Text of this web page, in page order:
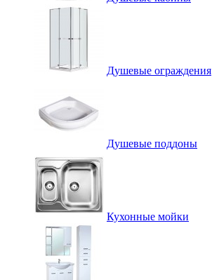
Душевые ограждения
Душевые поддоны
Кухонные мойки